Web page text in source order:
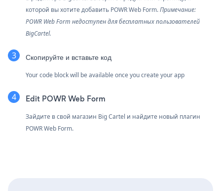
которой вы хотите добавить POWR Web Form.Примечание:
POWR Web Form недоступен для бесплатных пользователей
BigCartel.
Скопируйте и вставьте код
Your code block will be available once you create your app
Edit POWR Web Form
Зайдите в свой магазин Big Cartel и найдите новый плагин
POWR Web Form.